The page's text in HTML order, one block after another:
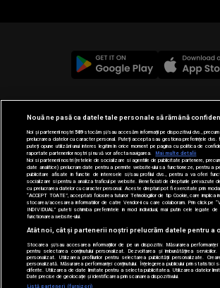
Nouă ne pasă ca datele tale personale să rămână
Noi și partenerii noștri589stocăm și/sau accesăm informații pe dispozitivul dvs., precum
prelucrarea datelor cu caracter personal. Puteți accepta sau gestiona preferințele dvs.
puteți opune utilizării unui interes legitim în orice moment pe pagina cu politica de
raportate partenerilor noștri și nu vă vor afecta navigarea.
Mai multe detalii
Noi si partenerii nostri (retelele de socializare si agentiile de publicitate partenere,
date analitice) prelucram date pentru a permite website-ului sa functioneze, pentru a
publicitare afisate in functie de interesele si/sau profilul dvs., pentru a va oferi
socializare si pentru a analiza traficul pe website. Beneficiati de drepturile prevazute
cu prelucrarea datelor cu caracter personal. Aceste drepturi pot fi exercitate prin
“ACCEPT TOATE”, acceptati folosirea tuturor Tehnologiilor de tip Cookie, care implica
stocarea/accesarea informatiilor de catre Vendor-ii cu care colaboram. Prin click pe
INDIVIDUAL” puteti schimba preferintele in mod individual, mai putin cele legate
functionarea website-ului.
Atât noi, cât și partenerii noștri prelucrăm datele pentru a
Stocarea și/sau accesarea informațiilor de pe un dispozitiv. Măsurarea performanței
pentru selectarea conținutului personalizat. Dezvoltarea și îmbunătățirea serviciilor.
personalizat. Utilizarea profilurilor pentru selectarea publicității personalizate.
personalizată. Măsurarea performanței conținutului. Înțelegerea publicului prin statistici
diferite. Utilizarea de date limitate pentru a selecta publicitatea. Utilizarea datelor
Date precise de geolocație și identificarea prin scanarea dispozitivului.
Listă parteneri (furnizori)